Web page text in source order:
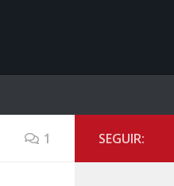
1 SEGUIR: